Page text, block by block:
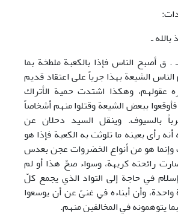
بالله ـ
شوال 1088هـ . ق أصبح الناس فإذا بالکعبة ملطخة بما
الشيعة بهذا جرياً على اعتقاد قديم
عقولهم، وهکذا اشتدت حمية الأتراك
ببعض الشيعة وقتلوا منهم أشخاصاً
بالسيوف. وينقل السيد دحلان عن
رأى بعينه ما تلوثت به الکعبة فإذا هو
وإنما هو من أنواع الخضروات عجن بعدس
رائحته کريهة، وسواء صحّ هذا أو لم
في حاجة إلى التواد الذي يجمع کلّ
واحدة، وأن أبناءه في غنىً عن أن يوسعوا
يتوهمونه في المخالفين منهم.